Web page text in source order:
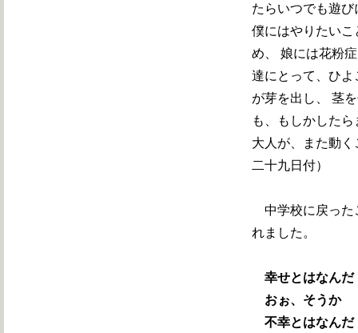
たらいつでも遊
僕にはやりたい
め、 娘には花粉
達にとって、ひ
が芽を出し、 茎
も、もしかした
大人が、また動
二十九日付）
中学校に戻った
れました。
幸せとはなんだ
おぉ、そうか
不幸とはなん